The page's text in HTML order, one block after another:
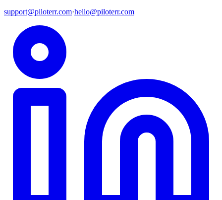
support@piloterr.com·hello@piloterr.com